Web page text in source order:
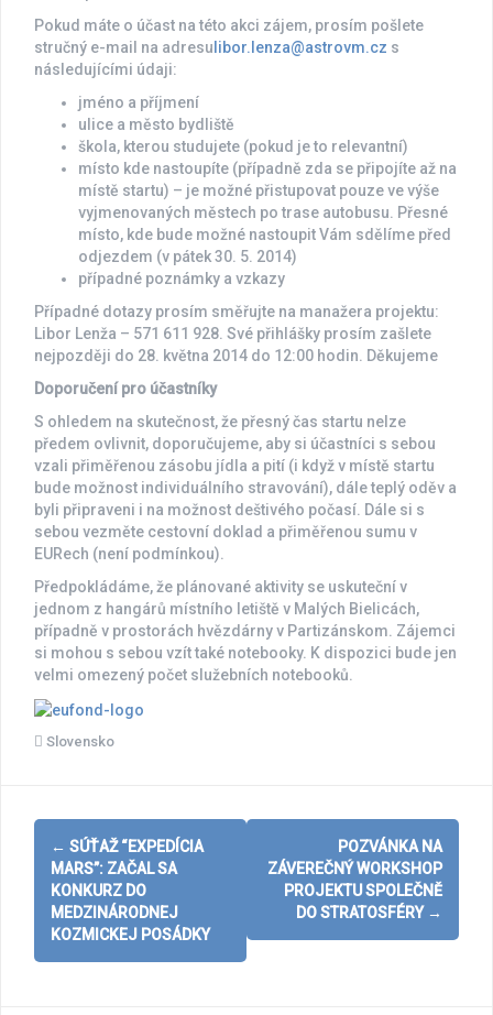
Pokud máte o účast na této akci zájem, prosím pošlete
stručný e-mail na adresu libor.lenza@astrovm.cz s
následujícími údaji:
jméno a příjmení
ulice a město bydliště
škola, kterou studujete (pokud je to relevantní)
místo kde nastoupíte (případně zda se připojíte až na
místě startu) – je možné přistupovat pouze ve výše
vyjmenovaných městech po trase autobusu. Přesné
místo, kde bude možné nastoupit Vám sdělíme před
odjezdem (v pátek 30. 5. 2014)
případné poznámky a vzkazy
Případné dotazy prosím směřujte na manažera projektu:
Libor Lenža – 571 611 928. Své přihlášky prosím zašlete
nejpozději do 28. května 2014 do 12:00 hodin. Děkujeme
Doporučení pro účastníky
S ohledem na skutečnost, že přesný čas startu nelze
předem ovlivnit, doporučujeme, aby si účastníci s sebou
vzali přiměřenou zásobu jídla a pití (i když v místě startu
bude možnost individuálního stravování), dále teplý oděv a
byli připraveni i na možnost deštivého počasí. Dále si s
sebou vezměte cestovní doklad a přiměřenou sumu v
EURech (není podmínkou).
Předpokládáme, že plánované aktivity se uskuteční v
jednom z hangárů místního letiště v Malých Bielicách,
případně v prostorách hvězdárny v Partizánskom. Zájemci
si mohou s sebou vzít také notebooky. K dispozici bude jen
velmi omezený počet služebních notebooků.
Slovensko
Post
navigation
← SÚŤAŽ “EXPEDÍCIA
MARS”: ZAČAL SA
KONKURZ DO
MEDZINÁRODNEJ
KOZMICKEJ POSÁDKY
POZVÁNKA NA
ZÁVEREČNÝ WORKSHOP
PROJEKTU SPOLEČNĚ
DO STRATOSFÉRY →